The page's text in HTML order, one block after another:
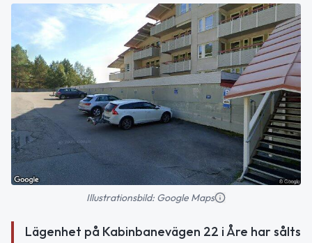
Illustrationsbild: Google Maps
Lägenhet på Kabinbanevägen 22 i Åre har sålts